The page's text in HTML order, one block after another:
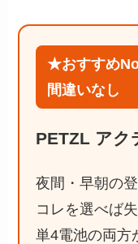
★おすすめ
間違いなし
PETZL アク
夜間・早朝の
コレを選べば
単4電池の両方